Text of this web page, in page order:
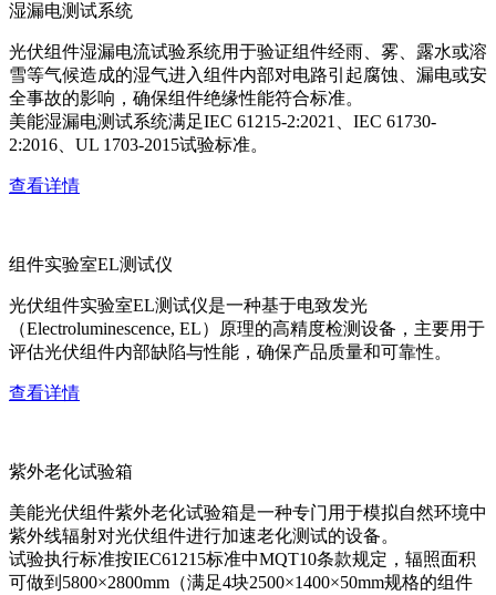
湿漏电测试系统
光伏组件湿漏电流试验系统用于验证组件经雨、雾、露水或溶
雪等气候造成的湿气进入组件内部对电路引起腐蚀、漏电或安
全事故的影响，确保组件绝缘性能符合标准。
美能湿漏电测试系统满足IEC 61215-2:2021、IEC 61730-
2:2016、UL 1703-2015试验标准。
查看详情
组件实验室EL测试仪
光伏组件实验室EL测试仪是一种基于电致发光
（Electroluminescence, EL）原理的高精度检测设备，主要用于
评估光伏组件内部缺陷与性能，确保产品质量和可靠性。
查看详情
紫外老化试验箱
美能光伏组件紫外老化试验箱是一种专门用于模拟自然环境中
紫外线辐射对光伏组件进行加速老化测试的设备。
试验执行标准按IEC61215标准中MQT10条款规定，辐照面积
可做到5800×2800mm（满足4块2500×1400×50mm规格的组件